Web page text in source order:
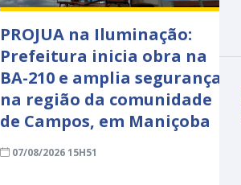
PROJUA na Iluminação:
Prefeitura inicia obra na
BA-210 e amplia segurança
na região da comunidade
de Campos, em Maniçoba
07/08/2026 15H51